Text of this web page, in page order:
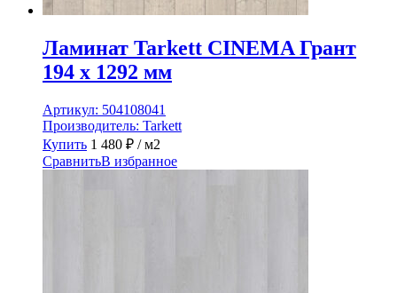
Ламинат Tarkett CINEMA Грант
194 x 1292 мм
Артикул: 504108041
Производитель: Tarkett
Купить 1 480 ₽ / м2
СравнитьВ избранное